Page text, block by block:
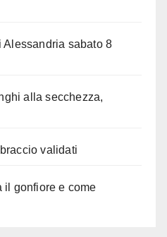
sabato 8
alla secchezza,
validati
il gonfiore e come